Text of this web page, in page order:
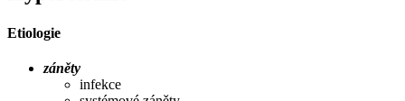
Etiologie
záněty
infekce